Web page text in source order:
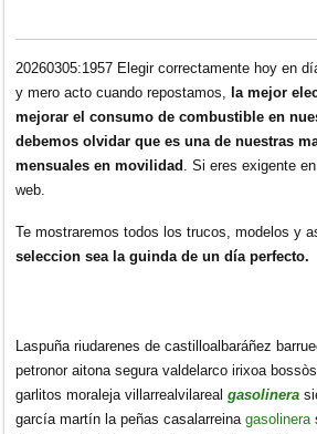
20260305:1957 Elegir correctamente hoy en
y mero acto cuando repostamos, la mejor
mejorar el consumo de combustible en
debemos olvidar que es una de nuestras
mensuales en movilidad . Si eres exigente
web.
Te mostraremos todos los trucos, modelos y
seleccion sea la guinda de un día perfecto.
Laspuña riudarenes de castilloalbaráñez
petronor aitona segura valdelarco irixoa
garlitos moraleja villarrealvilarealgasolinera
garcía martín la peñas casalarreinagasolinera